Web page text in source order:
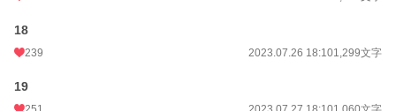
18
239 2023.07.26 18:101,299文字
19